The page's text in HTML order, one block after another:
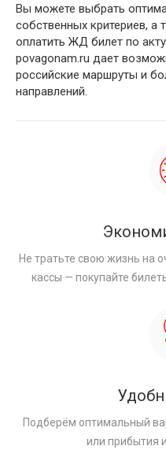
Вы можете выбрать
собственных критериев, а
оплатить ЖД билет по
povagonam.ru дает
российские маршруты и
направлений.
Не тратьте свою жизнь на
кассы — покупайте
Подберём оптимальный
или прибытия